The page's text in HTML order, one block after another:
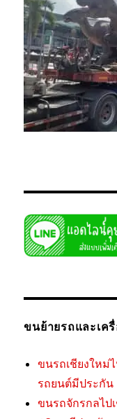
ขนย้ายรถและเค
ขนรถเชียงใหม่
รถยนต์มีประกัน
ขนรถจักรกลไป